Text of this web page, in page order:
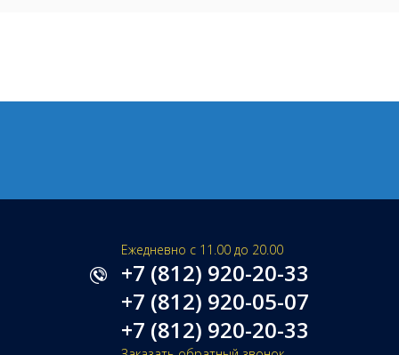
Ежедневно с 11.00 до 20.00
+7 (812) 920-20-33
+7 (812) 920-05-07
+7 (812) 920-20-33